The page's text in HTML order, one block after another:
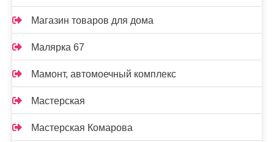
Магазин товаров для дома
Малярка 67
Мамонт, автомоечный комплекс
Мастерская
Мастерская Комарова